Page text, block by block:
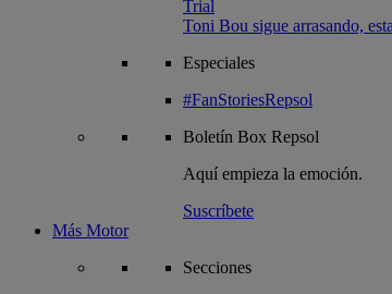
Trial
Toni Bou sigue arrasando,
Especiales
#FanStoriesRepsol
Boletín Box Repsol
Aquí empieza la emoción.
Suscríbete
Más Motor
Secciones